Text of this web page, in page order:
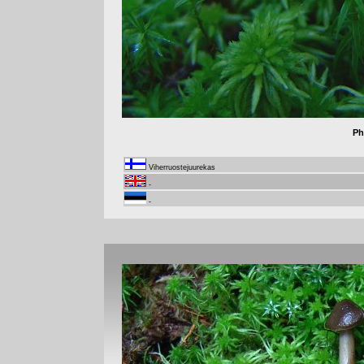
Viherruostejuurekas
-
-